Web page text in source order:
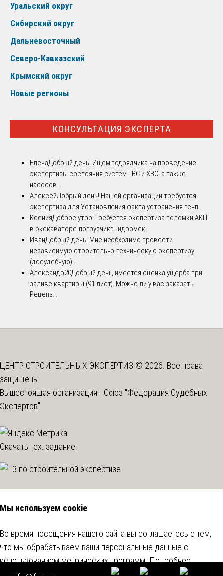
Уральский округ
Сибирский округ
Дальневосточный
Северо-Кавказский
Крымский округ
Новые регионы
КОНСУЛЬТАЦИЯ ЭКСПЕРТА
ЕленаДобрый день! Ищем подрядчика на проведение
экспертизы состояния систем ГВС и ХВС, а также
насосов...
АлексейДобрый день! Нашей организации требуется
экспертиза для:Установления факта устранения генп...
КсенияДоброе утро! Требуется экспертиза поломки АКПП
в экскаваторе-погрузчике Гидромек
ИванДобрый день! Мне необходимо провести
независимую строительно-техническую экспертизу
(досудебную)...
Александр20Добрый день, имеется оценка ущерба при
заливе квартиры (91 лист). Можно ли у вас заказать
Реценз...
ЦЕНТР СТРОИТЕЛЬНЫХ ЭКСПЕРТИЗ © 2026. Все права
защищены
Вышестоящая организация - Союз "Федерация Судебных
Экспертов"
Скачать тех. задание:
Мы используем cookie
Во время посещения нашего сайта вы соглашаетесь с тем,
что мы обрабатываем ваши персональные данные с
использованием метрических программ.Подробнее